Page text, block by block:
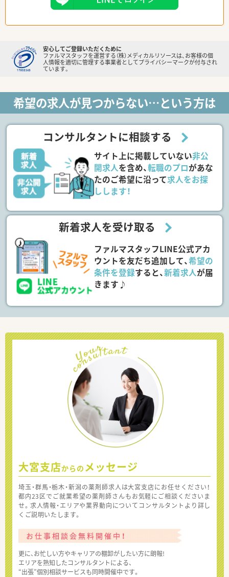
安心してご登録いただくために
ファルマスタッフを運営する（株）メディカルリソースは、お客様の個
人情報を適切に管理する事業者としてプライバシーマークが付与され
ています。
希望の求人が見つからない…という方は
コンサルタントに相談する
サイト上に掲載していない非公
開求人を含め、転職のプロがあな
たのご希望に沿って求人をお探
しします！
新着求人を受け取る
ファルマスタッフLINE公式アカ
ウントを友だち追加して、希望の
条件を登録すると、新着求人が届
きます♪
大宮支店からの メッセージ
埼玉・群馬・栃木・新潟の薬剤師求人は大宮支店にお任せください！
都内23区でご就業希望の薬剤師さんもお気軽にご相談くださいま
せ。求人情報・エリアや業界動向についてコンサルタントより詳し
くご説明いたします。
お仕事相談会無料開催中！
更に、お忙しい方やキャリアの棚卸がしたい方に朗報!
エリアを熟知したコンサルタントによる、
“出張”個別相談サービスも同時開催中です。